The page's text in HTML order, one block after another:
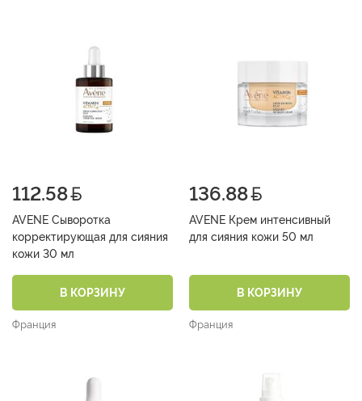
112.58
AVENE Сыворотка
корректирующая для сияния
кожи 30 мл
В КОРЗИНУ
Франция
136.88
AVENE Крем интенсивный
для сияния кожи 50 мл
В КОРЗИНУ
Франция